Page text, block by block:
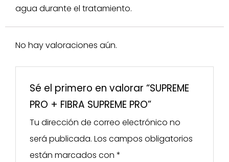
agua durante el tratamiento.
No hay valoraciones aún.
Sé el primero en valorar “SUPREME
PRO + FIBRA SUPREME PRO”
Tu dirección de correo electrónico no
será publicada. Los campos obligatorios
están marcados con *